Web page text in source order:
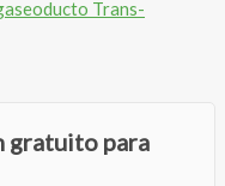
Trans-
gratuito para